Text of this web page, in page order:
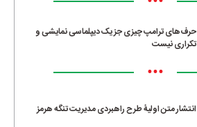
حرف‌های ترامپ چیزی جز یک دیپلماسی نمایشی و
تکراری نیست
•••
انتشار متن اولیۀ طرح راهبردی مدیریت تنگه هرمز